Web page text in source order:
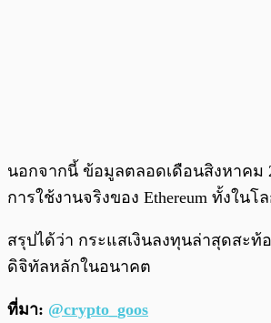
นอกจากนี้ ข้อมูลตลอดเดือนสิงหาคม
การใช้งานจริงของ Ethereum ทั้งในโ
สรุปได้ว่า กระแสเงินลงทุนล่าสุดสะท้
ดิจิทัลหลักในอนาคต
ที่มา: @crypto_goos